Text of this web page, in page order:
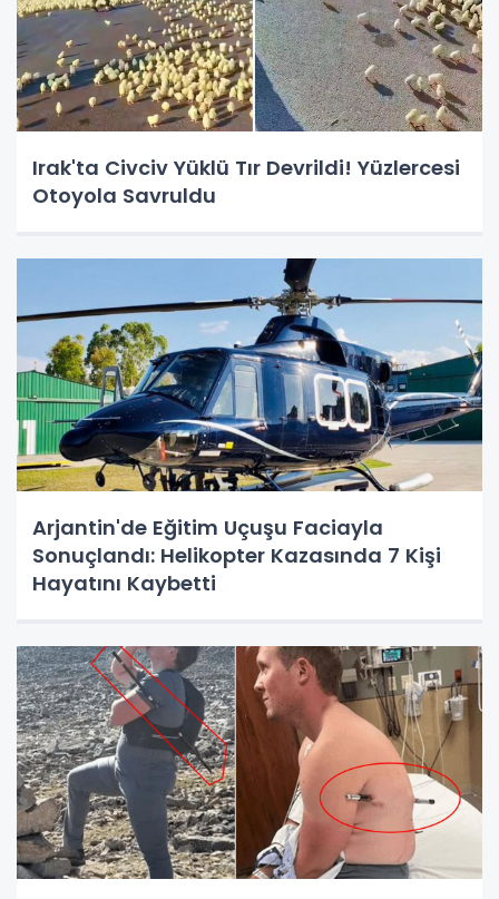
Irak'ta Civciv Yüklü Tır Devrildi! Yüzlercesi
Otoyola Savruldu
Arjantin'de Eğitim Uçuşu Faciayla
Sonuçlandı: Helikopter Kazasında 7 Kişi
Hayatını Kaybetti